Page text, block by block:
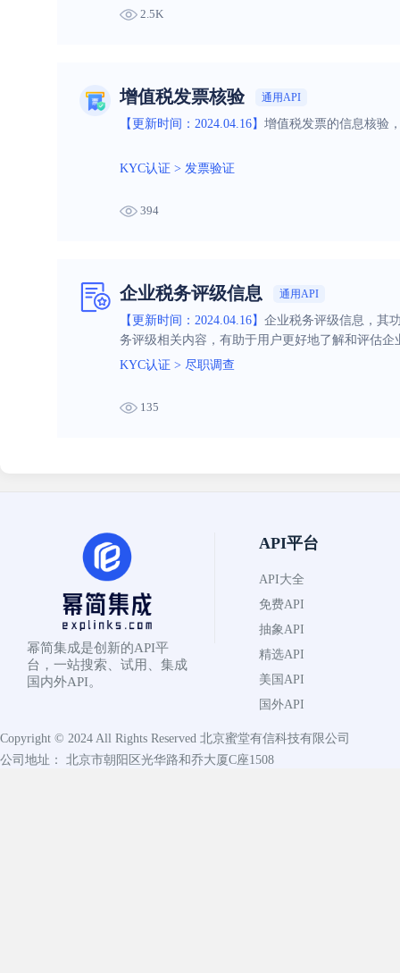
2.5K
增值税发票核验 通用API
【更新时间：2024.04.16】 增值税发票的信息核验
KYC认证 > 发票验证
394
企业税务评级信息 通用API
【更新时间：2024.04.16】 企业税务评级信息，其
务评级相关内容，有助于用户更好地了解和评估企
KYC认证 > 尽职调查
135
幂简集成是创新的API平
台，一站搜索、试用、集成
国内外API。
API平台
API大全
免费API
抽象API
精选API
美国API
国外API
Copyright © 2024 All Rights Reserved 北京蜜堂有信科技有限公司
公司地址： 北京市朝阳区光华路和乔大厦C座1508